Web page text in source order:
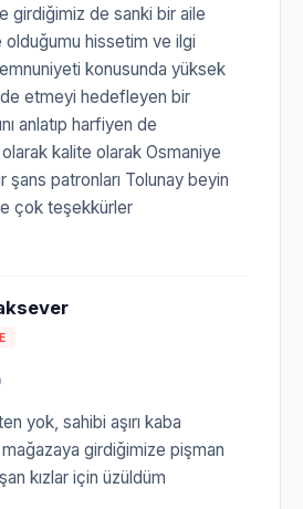
girdiğimiz de sanki bir aile
olduğumu hissetim ve ilgi
konusunda yüksek
etmeyi hedefleyen bir
anlatıp harfiyen de
kalite olarak Osmaniye
şans patronları Tolunay beyin
çok teşekkürler
yok, sahibi aşırı kaba
girdiğimize pişman
kızlar için üzüldüm